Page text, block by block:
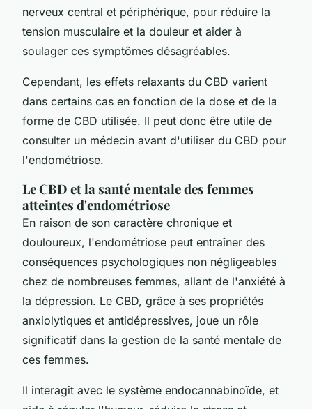
nerveux central et périphérique, pour réduire la
tension musculaire et la douleur et aider à
soulager ces symptômes désagréables.
Cependant, les effets relaxants du CBD varient
dans certains cas en fonction de la dose et de la
forme de CBD utilisée. Il peut donc être utile de
consulter un médecin avant d'utiliser du CBD pour
l'endométriose.
Le CBD et la santé mentale des femmes
atteintes d'endométriose
En raison de son caractère chronique et
douloureux, l'endométriose peut entraîner des
conséquences psychologiques non négligeables
chez de nombreuses femmes, allant de l'anxiété à
la dépression. Le CBD, grâce à ses propriétés
anxiolytiques et antidépressives, joue un rôle
significatif dans la gestion de la santé mentale de
ces femmes.
Il interagit avec le système endocannabinoïde, et